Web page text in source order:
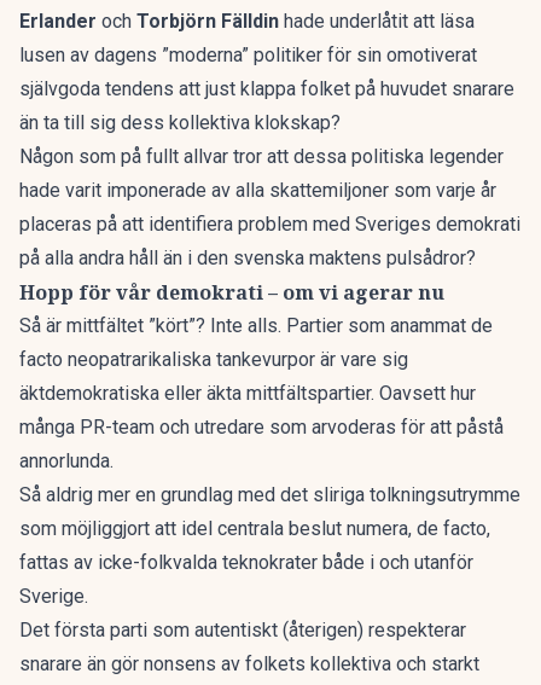
Erlander och Torbjörn Fälldin hade underlåtit att läsa
lusen av dagens ”moderna” politiker för sin omotiverat
självgoda tendens att just klappa folket på huvudet snarare
än ta till sig dess kollektiva klokskap?
Någon som på fullt allvar tror att dessa politiska legender
hade varit imponerade av alla skattemiljoner som varje år
placeras på att identifiera problem med Sveriges demokrati
på alla andra håll än i den svenska maktens pulsådror?
Hopp för vår demokrati – om vi agerar nu
Så är mittfältet ”kört”? Inte alls. Partier som anammat de
facto neopatrarikaliska tankevurpor är vare sig
äktdemokratiska eller äkta mittfältspartier. Oavsett hur
många PR-team och utredare som arvoderas för att påstå
annorlunda.
Så aldrig mer en grundlag med det sliriga tolkningsutrymme
som möjliggjort att idel centrala beslut numera, de facto,
fattas av icke-folkvalda teknokrater både i och utanför
Sverige.
Det första parti som autentiskt (återigen) respekterar
snarare än gör nonsens av folkets kollektiva och starkt